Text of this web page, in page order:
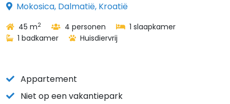
Mokosica, Dalmatië, Kroatië
45 m2 4 personen
1 slaapkamer
1 badkamer
Huisdiervrij
Appartement
Niet op een vakantiepark